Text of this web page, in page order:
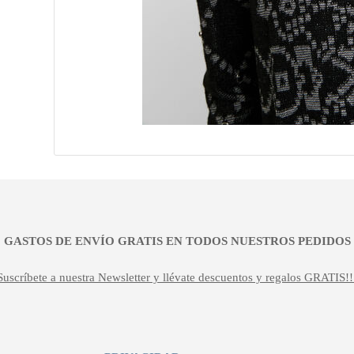
GASTOS DE ENVÍO GRATIS EN TODOS NUESTROS
a nuestra Newsletter y llévate descuentos y regalos